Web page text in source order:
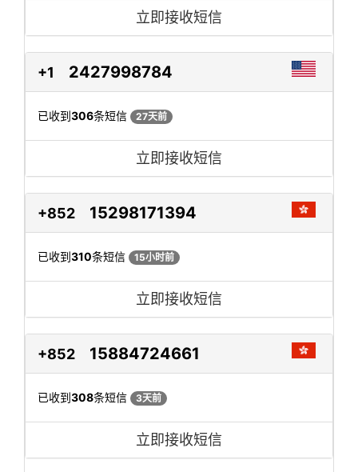
立即接收短信
+1 2427998784
已收到306条短信 27天前
立即接收短信
+852 15298171394
已收到310条短信 15小时前
立即接收短信
+852 15884724661
已收到308条短信 3天前
立即接收短信